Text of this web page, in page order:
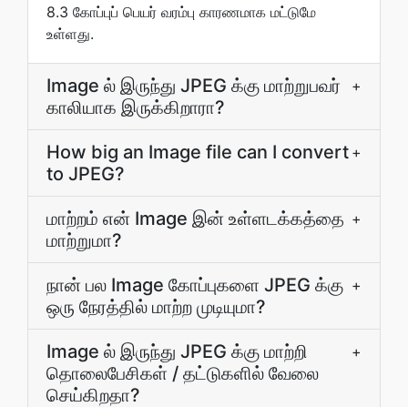
8.3 கோப்புப் பெயர் வரம்பு காரணமாக மட்டுமே
உள்ளது.
Image ல் இருந்து JPEG க்கு மாற்றுபவர்
காலியாக இருக்கிறாரா?
+
How big an Image file can I convert
to JPEG?
+
மாற்றம் என் Image இன் உள்ளடக்கத்தை
மாற்றுமா?
+
நான் பல Image கோப்புகளை JPEG க்கு
ஒரு நேரத்தில் மாற்ற முடியுமா?
+
Image ல் இருந்து JPEG க்கு மாற்றி
தொலைபேசிகள் / தட்டுகளில் வேலை
செய்கிறதா?
+